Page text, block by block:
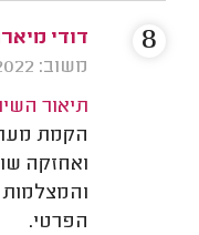
דודי
משוב: 30/06/2022
תיאור
הקמת
ואחזקה
והמצלמות
הפרטי.
8